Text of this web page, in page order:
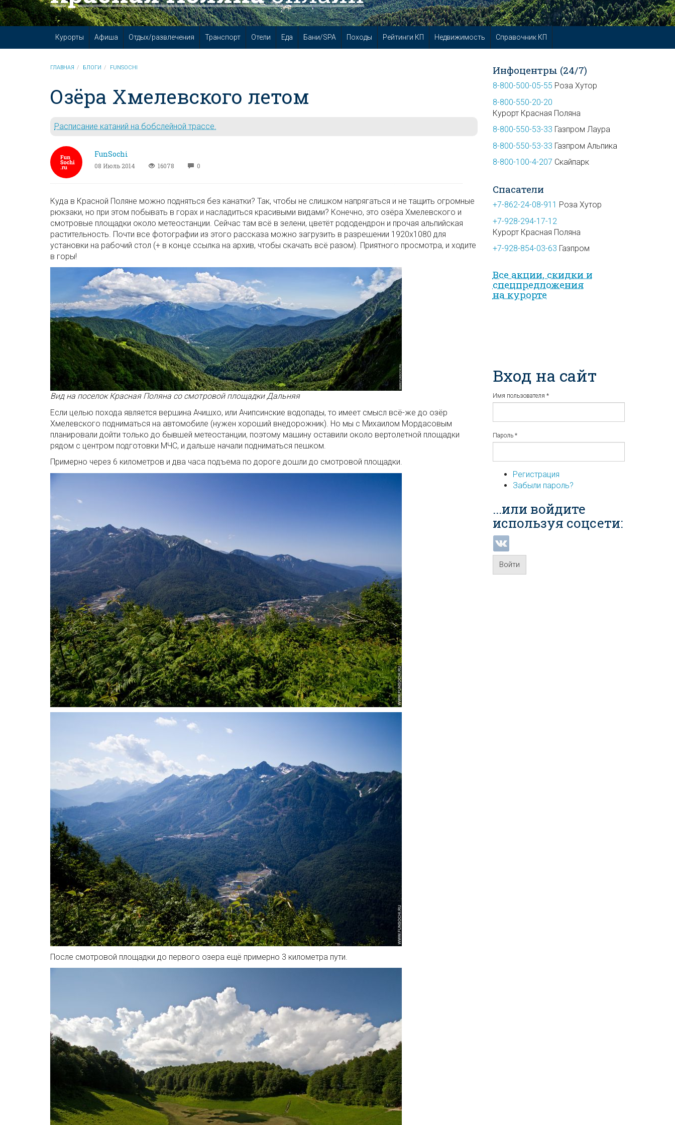
Курорты Афиша Отдых/развлечения Транспорт Отели Еда Бани/SPA Походы Рейтинги КП Недвижимость Справочник КП
ГЛАВНАЯ БЛОГИ FUNSOCHI
Озёра Хмелевского летом
Расписание катаний на бобслейной трассе.
FunSochi
08 Июль 2014 16078 0
Куда в Красной Поляне можно подняться без канатки? Так, чтобы не слишком напрягаться и не тащить огромные
рюкзаки, но при этом побывать в горах и насладиться красивыми видами? Конечно, это озёра Хмелевского и
смотровые площадки около метеостанции. Сейчас там всё в зелени, цветёт рододендрон и прочая альпийская
растительность. Почти все фотографии из этого рассказа можно загрузить в разрешении 1920х1080 для
установки на рабочий стол (+ в конце ссылка на архив, чтобы скачать всё разом). Приятного просмотра, и ходите
в горы!
Вид на поселок Красная Поляна со смотровой площадки Дальняя
Если целью похода является вершина Ачишхо, или Ачипсинские водопады, то имеет смысл всё-же до озёр
Хмелевского подниматься на автомобиле (нужен хороший внедорожник). Но мы с Михаилом Мордасовым
планировали дойти только до бывшей метеостанции, поэтому машину оставили около вертолетной площадки
рядом с центром подготовки МЧС, и дальше начали подниматься пешком.
Примерно через 6 километров и два часа подъема по дороге дошли до смотровой площадки.
После смотровой площадки до первого озера ещё примерно 3 километра пути.
Инфоцентры (24/7)
8-800-500-05-55 Роза Хутор
8-800-550-20-20
Курорт Красная Поляна
8-800-550-53-33 Газпром Лаура
8-800-550-53-33 Газпром Альпика
8-800-100-4-207 Скайпарк
Спасатели
+7-862-24-08-911 Роза Хутор
+7-928-294-17-12
Курорт Красная Поляна
+7-928-854-03-63 Газпром
Все акции, скидки и
спец­предложе­ния
на курорте
Вход на сайт
Имя пользователя *
Пароль *
Регистрация
Забыли пароль?
...или войдите
используя соцсети:
Войти